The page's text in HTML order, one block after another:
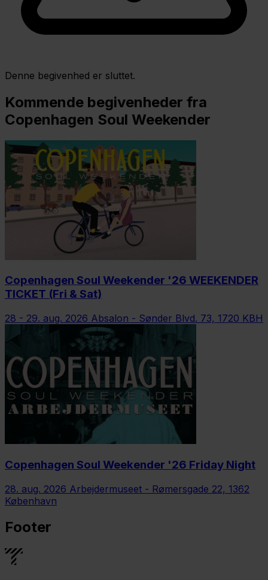
Denne begivenhed er sluttet.
Kommende begivenheder fra
Copenhagen Soul Weekender
Copenhagen Soul Weekender '26 WEEKENDER
TICKET (Fri & Sat)
28 - 29. aug. 2026 Absalon - Sønder Blvd. 73, 1720 KBH
Copenhagen Soul Weekender '26 Friday Night
28. aug. 2026 Arbejdermuseet - Rømersgade 22, 1362
København
Footer